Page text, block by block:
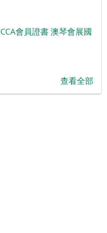
會員證書 澳琴會展國
查看全部